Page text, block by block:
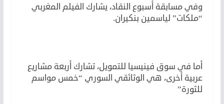
وفي مسابقة أسبوع النقاد، يشارك الفيلم المغربي
“ملكات” لياسمين بنكيران.
أما في سوق فينيسيا للتمويل، تشارك أربعة مشاريع
عربية أخرى، هي الوثائقي السوري “خمس مواسم
للثورة”